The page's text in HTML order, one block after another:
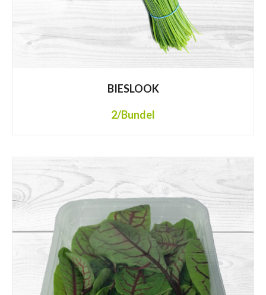
BIESLOOK
2/Bundel